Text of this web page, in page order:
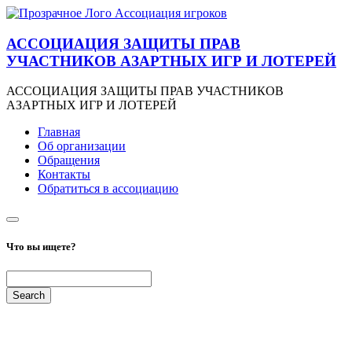
АССОЦИАЦИЯ ЗАЩИТЫ ПРАВ
УЧАСТНИКОВ АЗАРТНЫХ ИГР И ЛОТЕРЕЙ
АССОЦИАЦИЯ ЗАЩИТЫ ПРАВ УЧАСТНИКОВ
АЗАРТНЫХ ИГР И ЛОТЕРЕЙ
Главная
Об организации
Обращения
Контакты
Обратиться в ассоциацию
Что вы ищете?